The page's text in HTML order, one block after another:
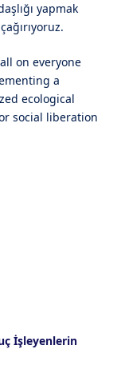
yapmak
on everyone
a
ecological
social liberation
İşleyenlerin